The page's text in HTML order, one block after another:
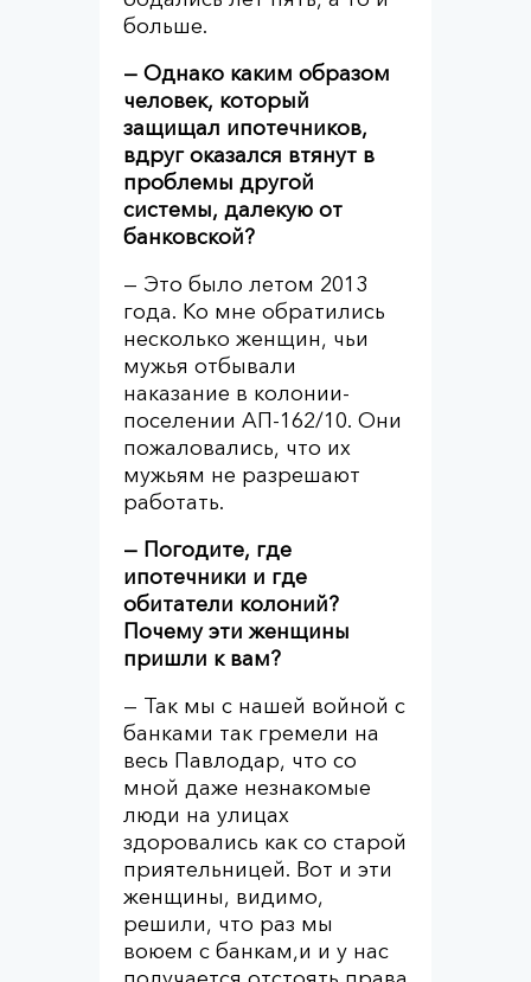
больше.
— Однако каким образом
человек, который
защищал ипотечников,
вдруг оказался втянут в
проблемы другой
системы, далекую от
банковской?
— Это было летом 2013
года. Ко мне обратились
несколько женщин, чьи
мужья отбывали
наказание в колонии-
поселении АП-162/10. Они
пожаловались, что их
мужьям не разрешают
работать.
— Погодите, где
ипотечники и где
обитатели колоний?
Почему эти женщины
пришли к вам?
— Так мы с нашей войной с
банками так гремели на
весь Павлодар, что со
мной даже незнакомые
люди на улицах
здоровались как со старой
приятельницей. Вот и эти
женщины, видимо,
решили, что раз мы
воюем с банкам,и и у нас